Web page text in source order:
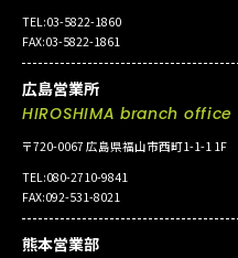
TEL:03-5822-1860
FAX:03-5822-1861
広島営業所
HIROSHIMA branch office
〒720-0067 広島県福山市西町1-1-1 1F
TEL:080-2710-9841
FAX:092-531-8021
熊本営業部